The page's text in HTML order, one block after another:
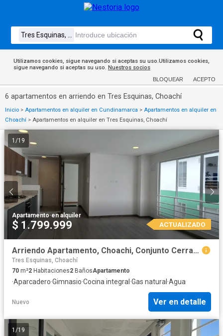
Utilizamos cookies, sigue navegando si aceptas su uso.Utilizamos cookies,
sigue navegando si aceptas su uso. Nuestros socios
BLOQUEAR ACEPTO
6 apartamentos en arriendo en Tres Esquinas, Choachí
Inicio > Apartamentos en alquiler en Cundinamarca > Apartamentos en alquiler en
Choachí > Apartamentos en alquiler en Tres Esquinas, Choachí
1 /19
Apartamento·en alquiler
$ 1.799.999 ACTUALIZADO
Arriendo Apartamento, Choachi, Conjunto Cerrado
Tres Esquinas, Choachí
70 m²2 Habitaciones2 BañosApartamento
·Aparcadero·Gimnasio·Cocina integral ·Gas natural ·Agua
Nuevo Ver en detalle
1 /19